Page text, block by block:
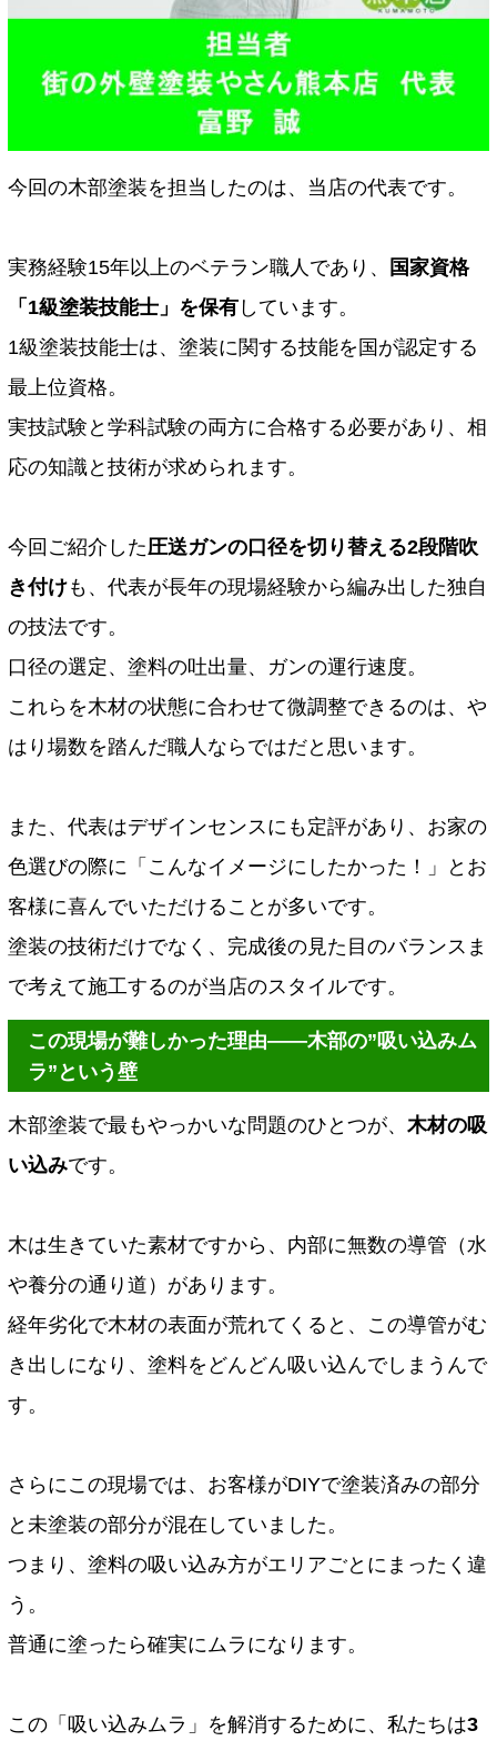
今回の木部塗装を担当したのは、当店の代表です。
実務経験15年以上のベテラン職人であり、
国家資格
「1級塗装技能士」を保有 しています。
1級塗装技能士は、塗装に関する技能を国が認定する
最上位資格。
実技試験と学科試験の両方に合格する必要があり、相
応の知識と技術が求められます。
今回ご紹介した圧送ガンの口径を切り替える2段階吹
き付けも、代表が長年の現場経験から編み出した独自
の技法です。
口径の選定、塗料の吐出量、ガンの運行速度。
これらを木材の状態に合わせて微調整できるのは、や
はり場数を踏んだ職人ならではだと思います。
また、代表はデザインセンスにも定評があり、お家の
色選びの際に「こんなイメージにしたかった！」とお
客様に喜んでいただけることが多いです。
塗装の技術だけでなく、完成後の見た目のバランスま
で考えて施工するのが当店のスタイルです。
この現場が難しかった理由――木部の”吸い込みム
ラ”という壁
木部塗装で最もやっかいな問題のひとつが、 木材の吸
い込みです。
木は生きていた素材ですから、内部に無数の導管（水
や養分の通り道）があります。
経年劣化で木材の表面が荒れてくると、この導管がむ
き出しになり、塗料をどんどん吸い込んでしまうんで
す。
さらにこの現場では、お客様がDIYで塗装済みの部分
と未塗装の部分が混在していました。
つまり、塗料の吸い込み方がエリアごとにまったく違
う。
普通に塗ったら確実にムラになります。
この「吸い込みムラ」を解消するために、私たちは3